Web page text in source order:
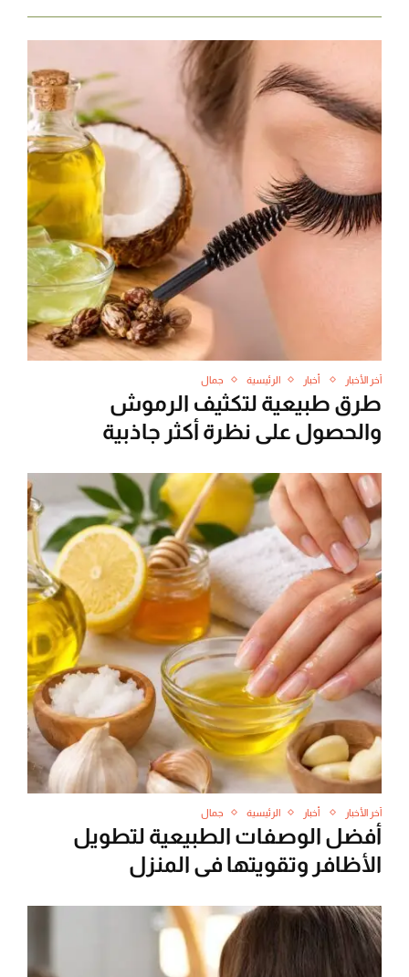
آخر الأخبار أخبار الرئيسية جمال
طرق طبيعية لتكثيف الرموش
والحصول على نظرة أكثر جاذبية
آخر الأخبار أخبار الرئيسية جمال
أفضل الوصفات الطبيعية لتطويل
الأظافر وتقويتها في المنزل